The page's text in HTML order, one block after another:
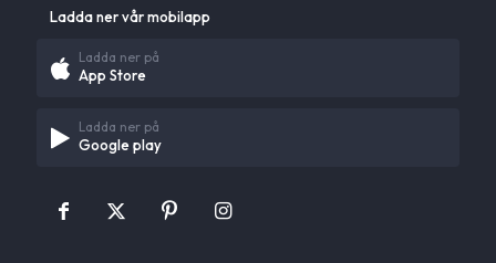
Ladda ner vår mobilapp
App Store
Ladda ner på
Google play
Ladda ner på